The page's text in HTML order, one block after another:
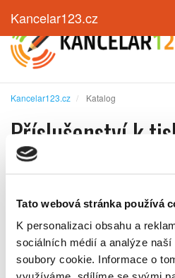
Tato webová stránka používá
K personalizaci obsahu a
sociálních médií a analýze
soubory cookie. Informace o
Kancelar123.cz Katalog
Příslušenství k
Kancelar123.cz